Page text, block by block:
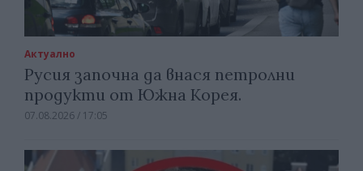
Актуално
Русия започна да внася петролни
продукти от Южна Корея.
07.08.2026 / 17:05